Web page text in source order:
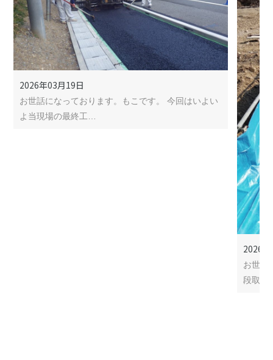
2026年03月19日
お世話になっております。もこです。 今回はいよい
よ当現場の最終工…
2026
お世話
段取り